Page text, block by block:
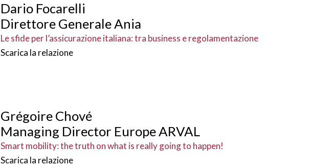
Dario Focarelli
Direttore Generale Ania
Le sfide per l’assicurazione italiana: tra business e regolamentazione
Scarica la relazione
Grégoire Chové
Managing Director Europe ARVAL
Smart mobility: the truth on what is really going to happen!
Scarica la relazione